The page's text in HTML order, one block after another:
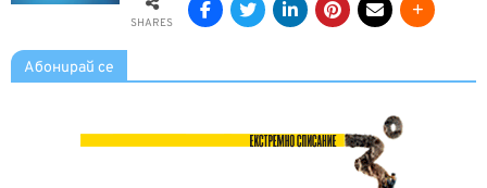
SHARES
Абонирай се